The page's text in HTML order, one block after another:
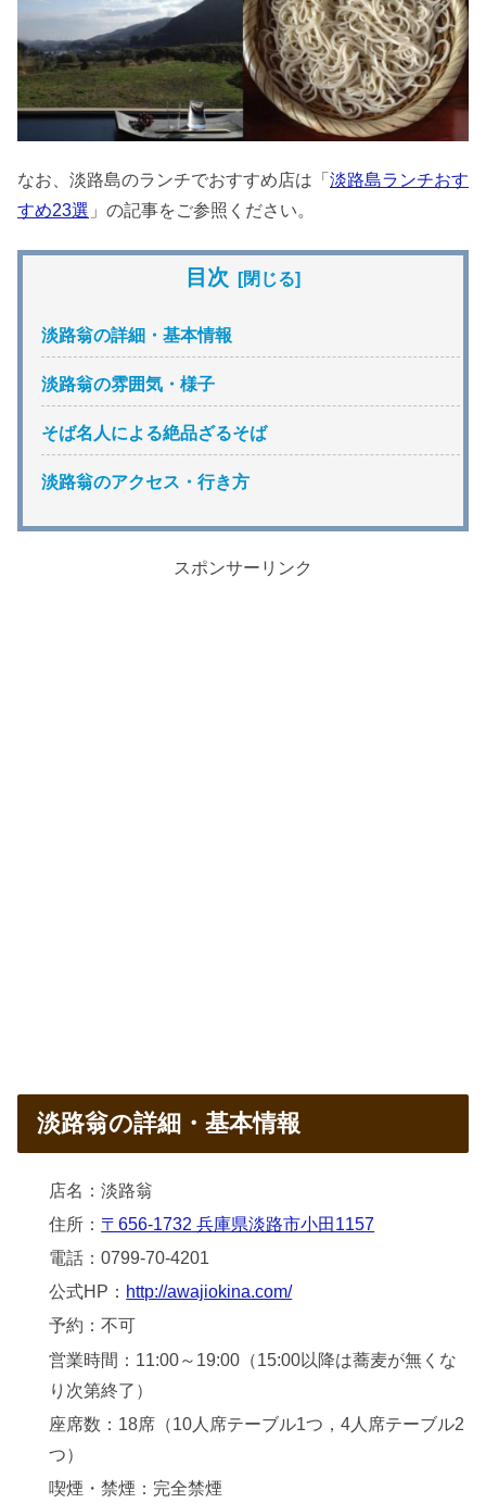
なお、淡路島のランチでおすすめ店は「 淡路島ランチおす
すめ23選 」の記事をご参照ください。
目次
淡路翁の詳細・基本情報
淡路翁の雰囲気・様子
そば名人による絶品ざるそば
淡路翁のアクセス・行き方
スポンサーリンク
淡路翁の詳細・基本情報
店名：淡路翁
住所： 〒656-1732 兵庫県淡路市小田1157
電話：0799-70-4201
公式HP： http://awajiokina.com/
予約：不可
営業時間：11:00～19:00（15:00以降は蕎麦が無くな
り次第終了）
座席数：18席（10人席テーブル1つ，4人席テーブル2
つ）
喫煙・禁煙：完全禁煙